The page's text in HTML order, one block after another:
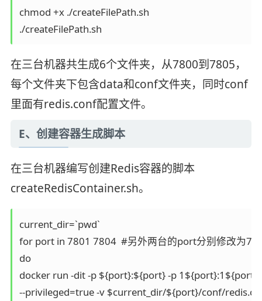
chmod +x ./createFilePath.sh
./createFilePath.sh
在三台机器共生成6个文件夹，从7800到7805，
每个文件夹下包含data和conf文件夹，同时conf
里面有redis.conf配置文件。
E、创建容器生成脚本
在三台机器编写创建Redis容器的脚本
createRedisContainer.sh。
current_dir=`pwd`
for port in 7801 7804  #另外两台的port分别修改为
do
docker run -dit -p ${port}:${port} -p 1${port}:1${port}
--privileged=true -v $current_dir/${port}/conf/